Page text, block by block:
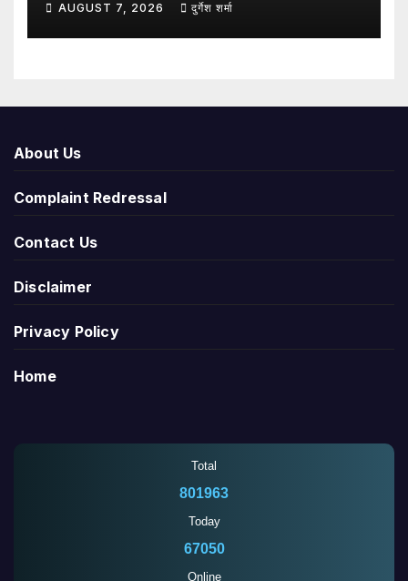
AUGUST 7, 2026 दुर्गेश शर्मा
About Us
Complaint Redressal
Contact Us
Disclaimer
Privacy Policy
Home
Total
801963
Today
67050
Online